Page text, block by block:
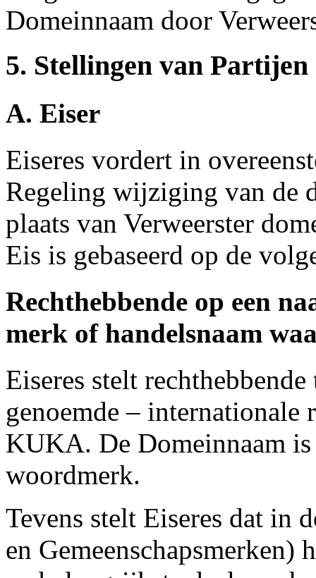
Domeinnaam door
5. Stellingen van Partijen
A. Eiser
Eiseres vordert in
Regeling wijziging van de
plaats van Verweerster
Eis is gebaseerd op de
Rechthebbende op een
merk of handelsnaam
Eiseres stelt
genoemde –
KUKA. De Domeinnaam
woordmerk.
Tevens stelt Eiseres dat in
en Gemeenschapsmerken)